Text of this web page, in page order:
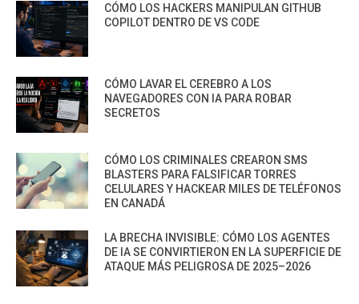
CÓMO LOS HACKERS MANIPULAN GITHUB
COPILOT DENTRO DE VS CODE
CÓMO LAVAR EL CEREBRO A LOS
NAVEGADORES CON IA PARA ROBAR
SECRETOS
CÓMO LOS CRIMINALES CREARON SMS
BLASTERS PARA FALSIFICAR TORRES
CELULARES Y HACKEAR MILES DE TELÉFONOS
EN CANADÁ
LA BRECHA INVISIBLE: CÓMO LOS AGENTES
DE IA SE CONVIRTIERON EN LA SUPERFICIE DE
ATAQUE MÁS PELIGROSA DE 2025–2026